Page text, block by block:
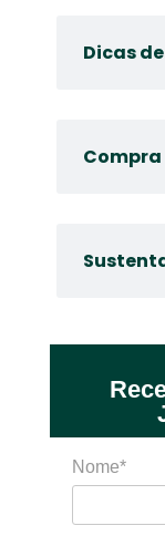
Dicas
Compra
Nome*